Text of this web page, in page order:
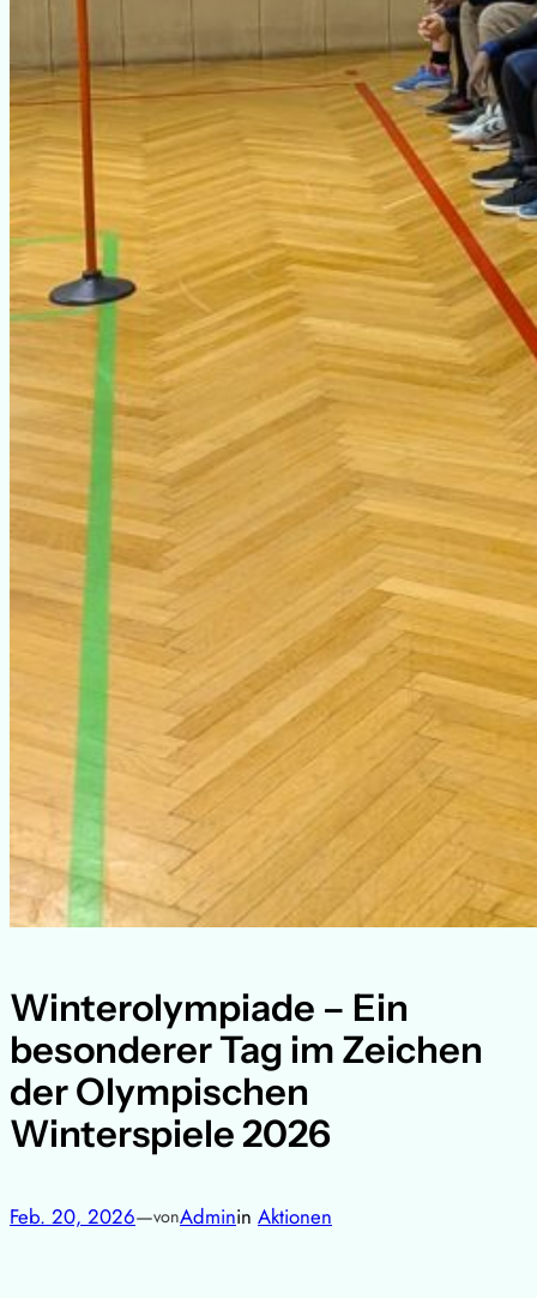
Winterolympiade – Ein
besonderer Tag im Zeichen
der Olympischen
Winterspiele 2026
Feb. 20, 2026—vonAdminin Aktionen